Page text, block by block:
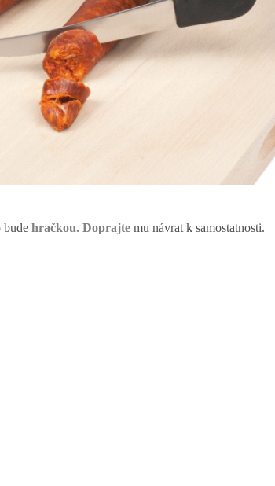
bude hračkou. Doprajte mu návrat k samostatnosti.